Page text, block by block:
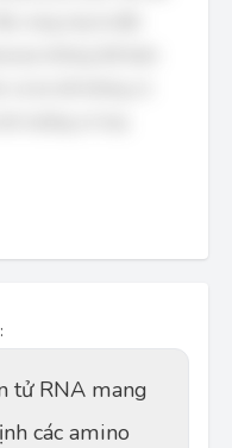
tử RNA mang
các amino